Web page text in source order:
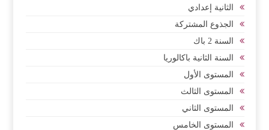
الثانية إعدادي
الجذوع المشتركة
السنة 2 باك
السنة الثانية باكالوريا
المستوى الأول
المستوى الثالث
المستوى الثاني
المستوى الخامس